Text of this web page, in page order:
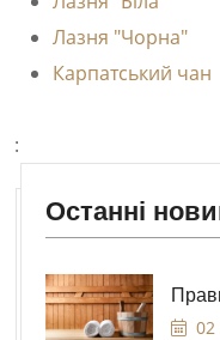
Лазня "Чорна"
Карпатський чан
:
Останні
02